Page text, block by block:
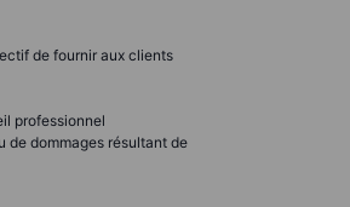
de fournir aux clients
professionnel
de dommages résultant de